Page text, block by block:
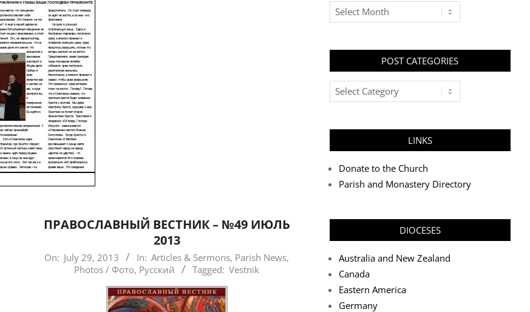
ПРАВОСЛАВНЫЙ ВЕСТНИК – №49 ИЮЛЬ
2013
2013-
On: July 29, 2013 In: Articles & Sermons, Parish News,
Photos / Фото, Русский Tagged: Vestnik
Archives
POST CATEGORIES
Post
Categories
LINKS
Donate to the Church
Parish and Monastery Directory
DIOCESES
Australia and New Zealand
Canada
Eastern America
Germany